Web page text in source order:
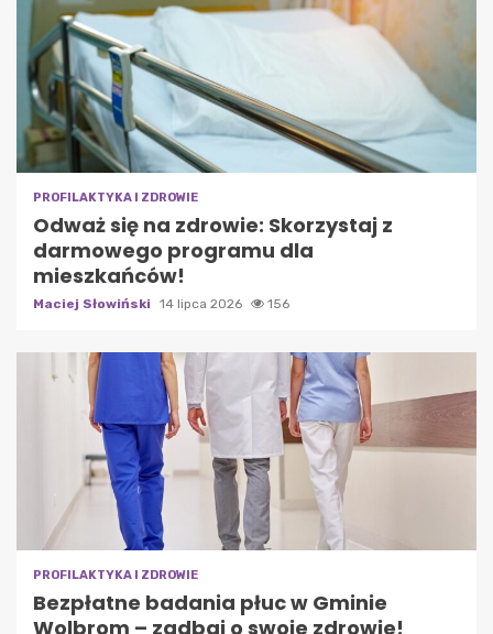
PROFILAKTYKA I ZDROWIE
Odważ się na zdrowie: Skorzystaj z
darmowego programu dla
mieszkańców!
Maciej Słowiński 14 lipca 2026 156
PROFILAKTYKA I ZDROWIE
Bezpłatne badania płuc w Gminie
Wolbrom – zadbaj o swoje zdrowie!